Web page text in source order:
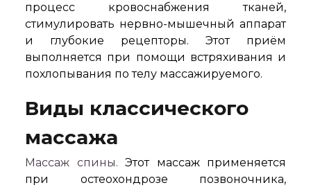
процесс кровоснабжения тканей,
стимулировать нервно-мышечный аппарат
и глубокие рецепторы. Этот приём
выполняется при помощи встряхивания и
похлопывания по телу массажируемого.
Виды классического
массажа
Массаж спины. Этот массаж применяется
при остеохондрозе позвоночника,